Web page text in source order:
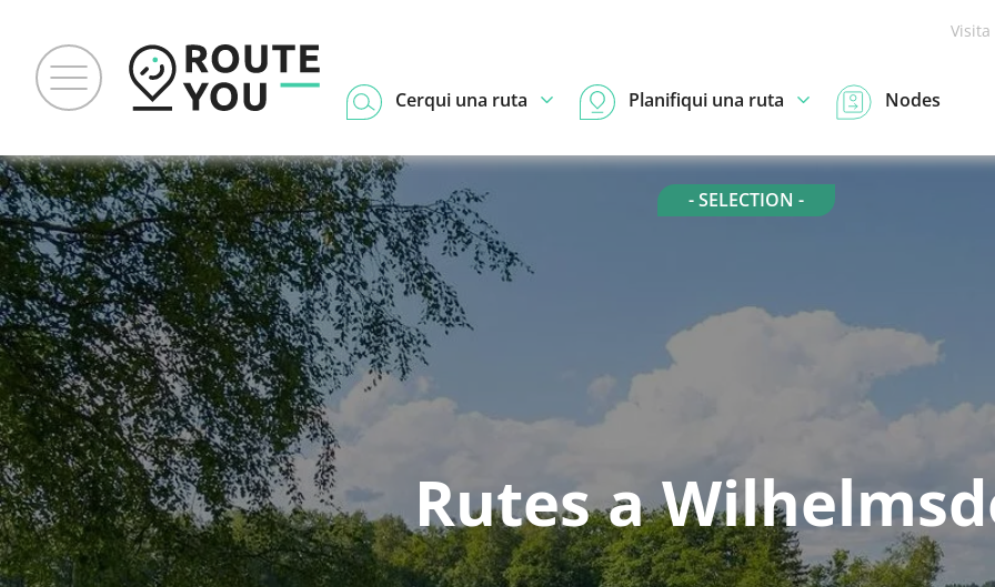
Cerqui una ruta Planifiqui una ruta Nodes
- SELECTION -
Rutes a